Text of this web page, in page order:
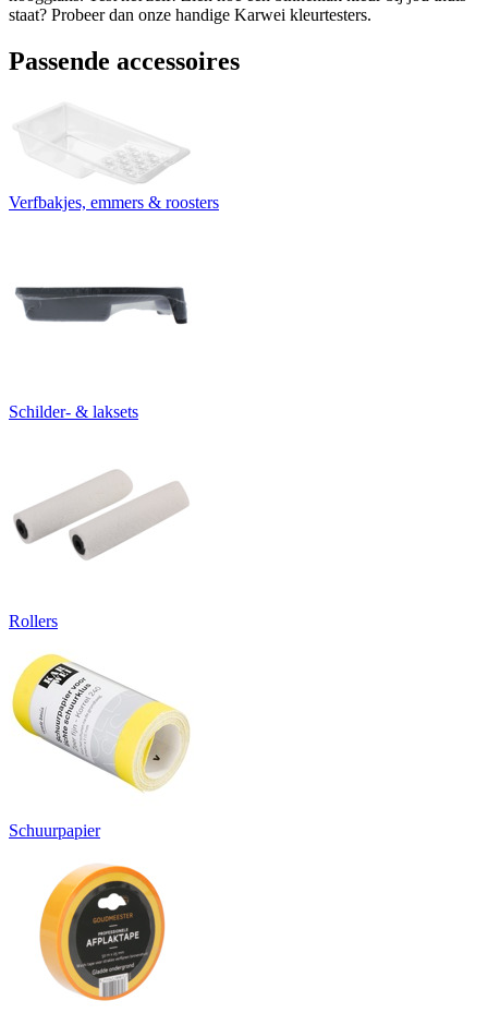
staat? Probeer dan onze handige Karwei kleurtesters.
Passende accessoires
Verfbakjes, emmers & roosters
Schilder- & laksets
Rollers
Schuurpapier